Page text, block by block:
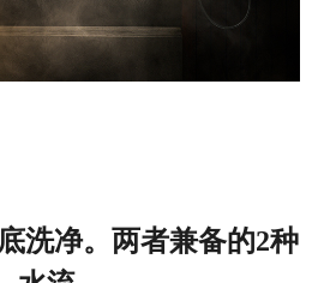
洗净。两者兼备的2种